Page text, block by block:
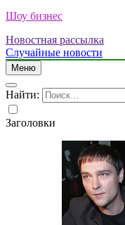
Шоу бизнес
Новостная рассылка
Случайные новости
Меню
Найти:
Заголовки